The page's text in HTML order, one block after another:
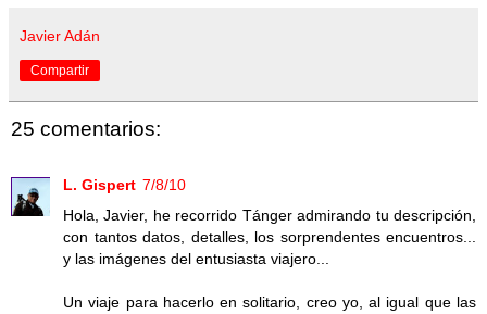
Javier Adán
Compartir
25 comentarios:
L. Gispert 7/8/10
Hola, Javier, he recorrido Tánger admirando tu descripción,
con tantos datos, detalles, los sorprendentes encuentros...
y las imágenes del entusiasta viajero...
Un viaje para hacerlo en solitario, creo yo, al igual que las